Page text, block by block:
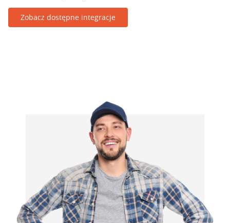
Zobacz dostępne integracje